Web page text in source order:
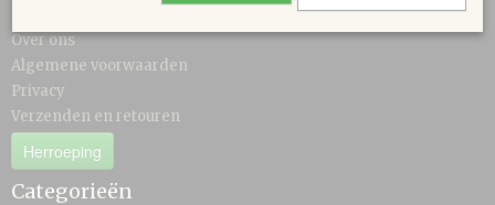
Over ons
Algemene voorwaarden
Privacy
Verzenden en retouren
Herroeping
Categorieën